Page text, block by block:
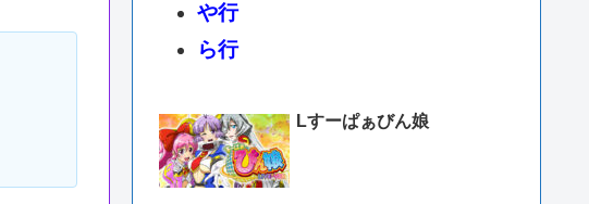
や行
ら行
Lすーぱぁびん娘